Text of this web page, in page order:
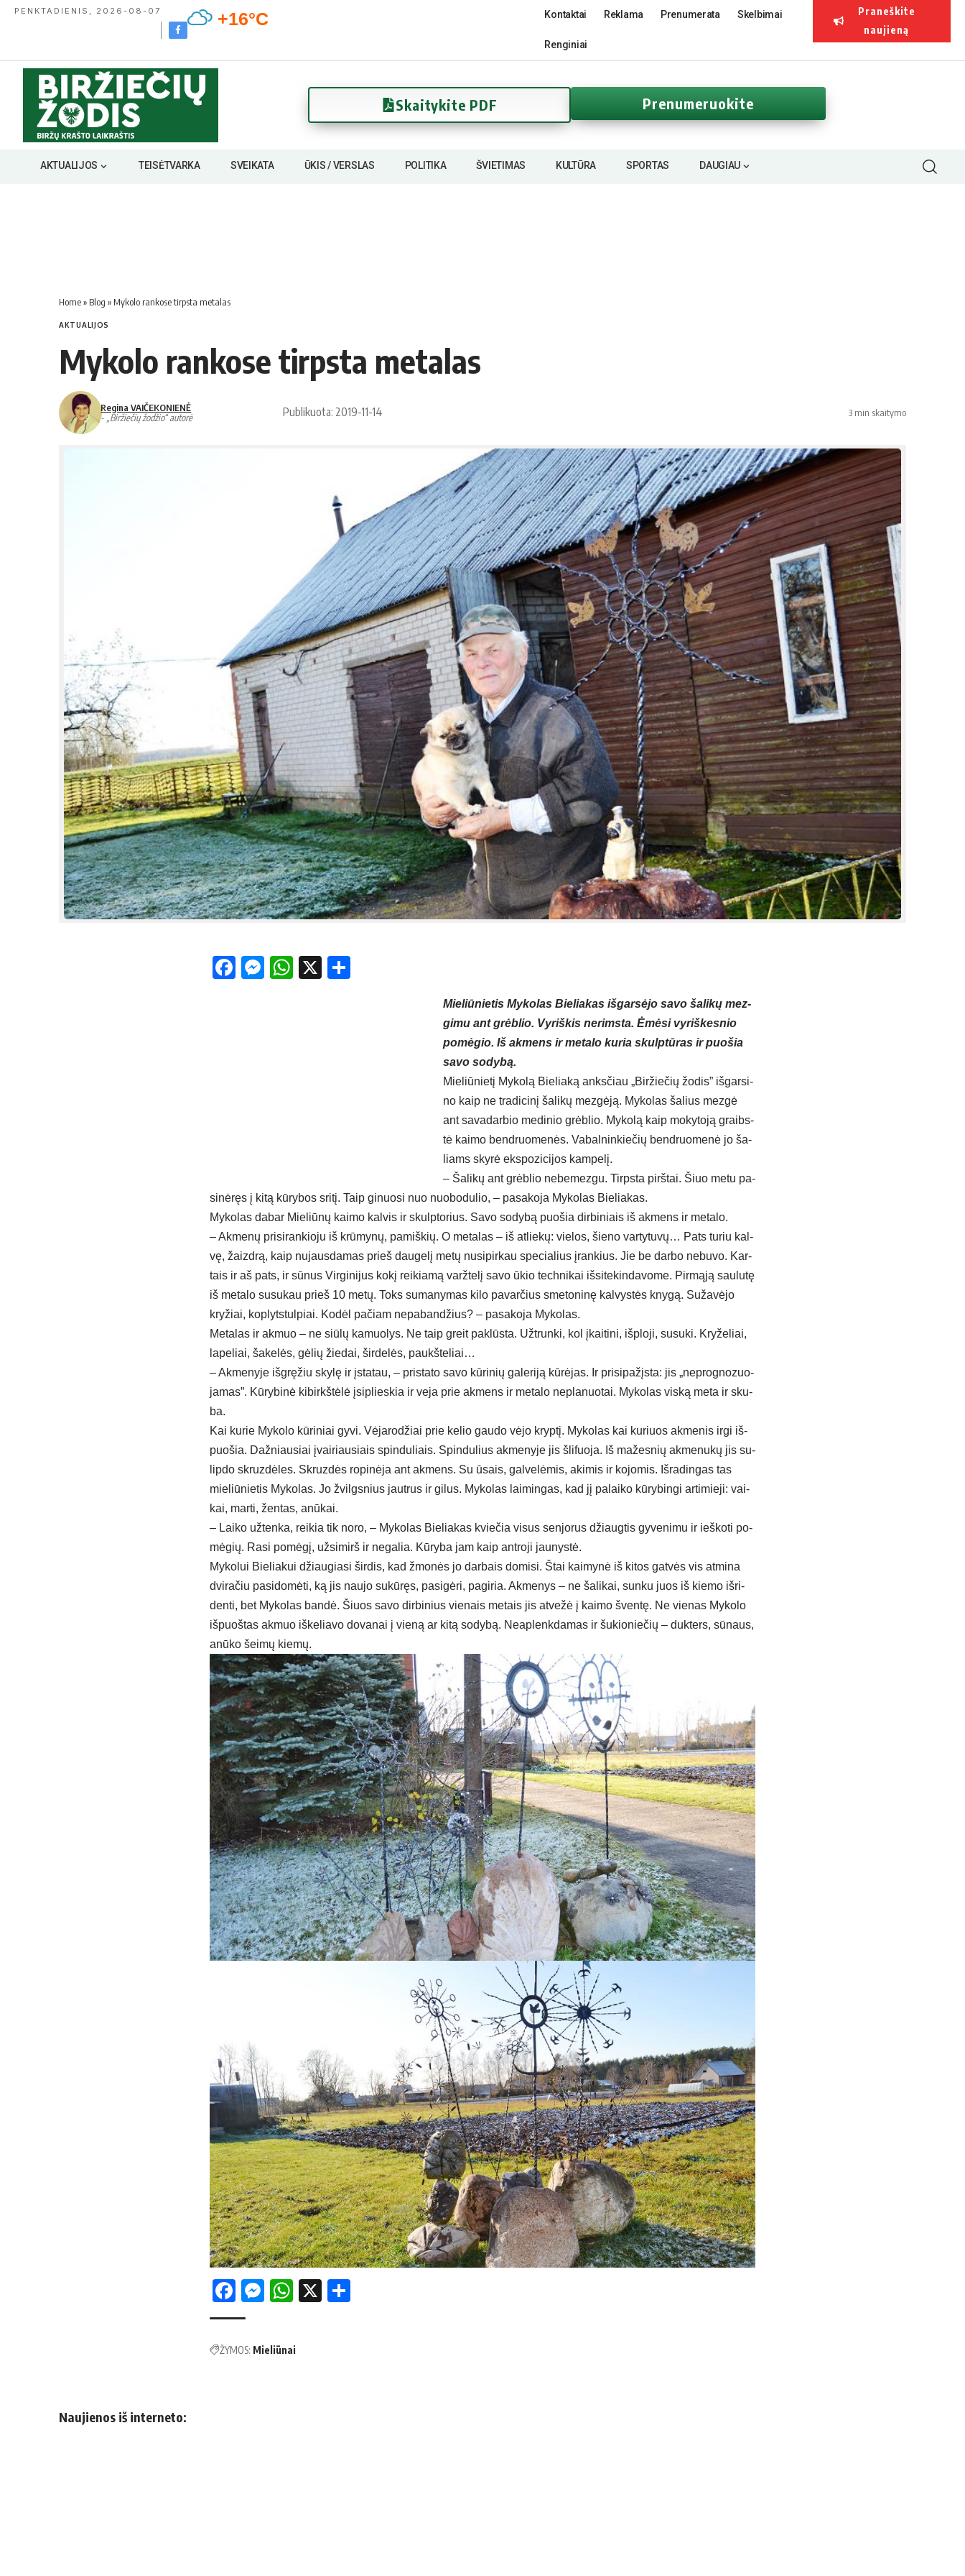
PENKTADIENIS, 2026-08-07 +16°C Kontaktai Reklama Prenumerata Skelbimai
Renginiai
Praneškite
naujieną
Skaitykite PDF Prenumeruokite
AKTUALIJOS TEISĖTVARKA SVEIKATA ŪKIS / VERSLAS POLITIKA ŠVIETIMAS KULTŪRA SPORTAS DAUGIAU
Home» Blog » Mykolo rankose tirpsta metalas
AKTUALIJOS
Mykolo rankose tirpsta metalas
Regina VAIČEKONIENĖ
- „Biržiečių žodžio“ autorė
Publikuota: 2019-11-14 3 min skaitymo
Facebook
Messenger
WhatsApp
X
Mie­liū­nie­tis My­ko­las Bie­lia­kas iš­gar­sė­jo sa­vo ša­li­kų mez­
gi­mu ant grėb­lio. Vy­riš­kis ne­rims­ta. Ėmė­si vy­riš­kes­nio
po­mė­gio. Iš ak­mens ir me­ta­lo ku­ria skulp­tū­ras ir puo­šia
sa­vo so­dy­bą.
Mie­liū­nie­tį My­ko­lą Bie­lia­ką anks­čiau „Bir­žie­čių žo­dis” iš­gar­si­
no kaip ne tra­di­ci­nį ša­li­kų mez­gė­ją. My­ko­las ša­lius mez­gė
ant sa­va­dar­bio me­di­nio grėb­lio. My­ko­lą kaip mo­ky­to­ją graibs­
tė kai­mo bend­ruo­me­nės. Va­bal­nin­kie­čių bend­ruo­me­nė jo ša­
liams sky­rė eks­po­zi­ci­jos kam­pe­lį.
– Ša­li­kų ant grėb­lio ne­be­mez­gu. Tirps­ta pirš­tai. Šiuo me­tu pa­
si­nė­ręs į ki­tą kū­ry­bos sri­tį. Taip gi­nuo­si nuo nuo­bo­du­lio, – pa­sa­ko­ja My­ko­las Bie­lia­kas.
My­ko­las da­bar Mie­liū­nų kai­mo kal­vis ir skulp­to­rius. Sa­vo so­dy­bą puo­šia dir­bi­niais iš ak­mens ir me­ta­lo.
– Ak­me­nų pri­si­ran­kio­ju iš krū­my­nų, pa­miš­kių. O me­ta­las – iš at­lie­kų: vie­los, šie­no var­ty­tu­vų… Pats tu­riu kal­
vę, žaizd­rą, kaip nu­jaus­da­mas prieš dau­ge­lį me­tų nu­si­pir­kau spe­cia­lius įran­kius. Jie be dar­bo ne­bu­vo. Kar­
tais ir aš pa­ts, ir sū­nus Vir­gi­ni­jus ko­kį rei­kia­mą varž­te­lį sa­vo ūkio tech­ni­kai iš­si­te­kin­da­vo­me. Pir­mą­ją sau­lu­tę
iš me­ta­lo su­su­kau prieš 10 me­tų. Toks su­ma­ny­mas ki­lo pa­var­čius sme­to­ni­nę kal­vys­tės kny­gą. Su­ža­vė­jo
kry­žiai, kop­lyts­tul­piai. Ko­dėl pa­čiam ne­pa­ban­džius? – pa­sa­ko­ja My­ko­las.
Me­ta­las ir ak­muo – ne siū­lų ka­muo­lys. Ne taip greit pa­klūs­ta. Užt­run­ki, kol įkai­ti­ni, iš­plo­ji, su­su­ki. Kry­že­liai,
la­pe­liai, ša­ke­lės, gė­lių žie­dai, šir­de­lės, paukš­te­liai…
– Ak­me­ny­je iš­grę­žiu sky­lę ir įsta­tau, – pri­sta­to sa­vo kū­ri­nių ga­le­ri­ją kū­rė­jas. Ir pri­si­pa­žįs­ta: jis „ne­prog­no­zuo­
ja­mas”. Kū­ry­bi­nė ki­birkš­tė­lė įsi­plies­kia ir ve­ja prie ak­mens ir me­ta­lo ne­pla­nuo­tai. My­ko­las vis­ką me­ta ir sku­
ba.
Kai ku­rie My­ko­lo kū­ri­niai gy­vi. Vė­ja­ro­džiai prie ke­lio gau­do vė­jo kryp­tį. My­ko­las kai ku­riuos ak­me­nis ir­gi iš­
puo­šia. Daž­niau­siai įvai­riau­siais spin­du­liais. Spin­du­lius ak­me­ny­je jis šli­fuo­ja. Iš ma­žes­nių ak­me­nu­kų jis su­
lip­do skruz­dė­les. Skruz­dės ro­pi­nė­ja ant ak­mens. Su ūsais, gal­ve­lė­mis, aki­mis ir ko­jo­mis. Iš­ra­din­gas tas
mie­liū­nie­tis My­ko­las. Jo žvilgs­nius jaut­rus ir gi­lus. My­ko­las lai­min­gas, kad jį pa­lai­ko kū­ry­bin­gi ar­ti­mie­ji: vai­
kai, mar­ti, žen­tas, anū­kai.
– Lai­ko už­ten­ka, rei­kia tik no­ro, – My­ko­las Bie­lia­kas kvie­čia vi­sus sen­jo­rus džiaug­tis gy­ve­ni­mu ir ieš­ko­ti po­
mė­gių. Ra­si po­mė­gį, už­si­mirš ir ne­ga­lia. Kū­ry­ba jam kaip ant­ro­ji jau­nys­tė.
My­ko­lui Bie­lia­kui džiau­gia­si šir­dis, kad žmo­nės jo dar­bais do­mi­si. Štai kai­my­nė iš ki­tos gat­vės vis at­mi­na
dvi­ra­čiu pa­si­do­mė­ti, ką jis nau­jo su­kū­ręs, pa­si­gė­ri, pa­gi­ria. Ak­me­nys – ne ša­li­kai, sun­ku juos iš kie­mo iš­ri­
den­ti, bet My­ko­las ban­dė. Šiuos sa­vo dir­bi­nius vie­nais me­tais jis at­ve­žė į kai­mo šven­tę. Ne vie­nas My­ko­lo
iš­puoš­tas ak­muo iš­ke­lia­vo do­va­nai į vie­ną ar ki­tą so­dy­bą. Neap­lenk­da­mas ir šu­kio­nie­čių – duk­ters, sū­naus,
anū­ko šei­mų kie­mų.
Facebook
Messenger
WhatsApp
X
ŽYMOS: Mieliūnai
Naujienos iš interneto: